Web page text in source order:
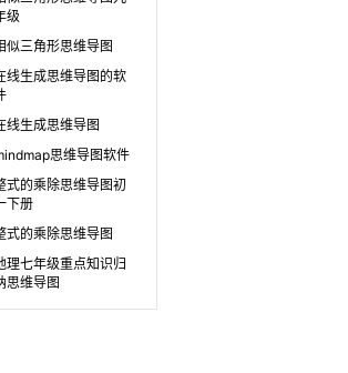
级
似三角形思维导图
线生成思维导图的软
线生成思维导图
思维导图软件
式的乘除思维导图初
下册
式的乘除思维导图
理七年级重点知识归
思维导图